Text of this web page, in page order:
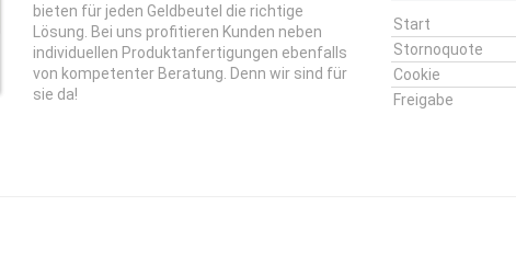
bieten für jeden Geldbeutel die richtige
Lösung. Bei uns profitieren Kunden neben
individuellen Produktanfertigungen ebenfalls
von kompetenter Beratung. Denn wir sind für
sie da!
Start
Stornoquote
Cookie
Freigabe